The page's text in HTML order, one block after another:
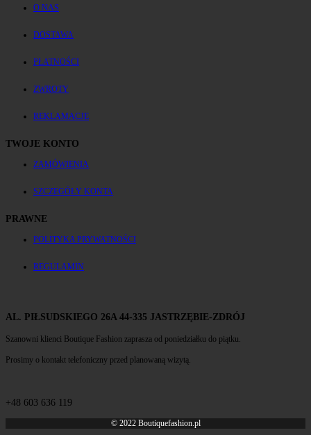
O NAS
DOSTAWA
PŁATNOŚCI
ZWROTY
REKLAMACJE
TWOJE KONTO
ZAMÓWIENIA
SZCZEGÓŁY KONTA
PRAWNE
POLITYKA PRYWATNOŚCI
REGULAMIN
AL. PIŁSUDSKIEGO 26A 44-335 JASTRZĘBIE-ZDRÓJ
Szanowni klienci Boutique Fashion zaprasza od poniedziałku do piątku.
Prosimy o kontakt telefoniczny przed planowaną wizytą.
+48 603 636 119
© 2022 Boutiquefashion.pl